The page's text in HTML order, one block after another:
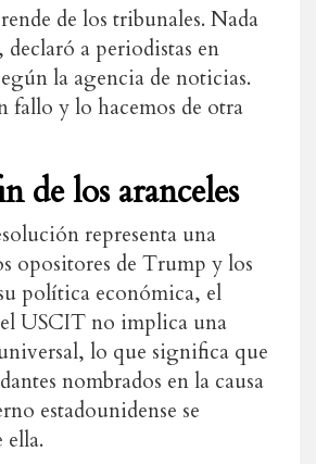
de los tribunales. Nada
declaró a periodistas en
la agencia de noticias.
fallo y lo hacemos de otra
de los aranceles
representa una
opositores de Trump y los
política económica, el
USCIT no implica una
lo que significa que
nombrados en la causa
estadounidense se
ella.